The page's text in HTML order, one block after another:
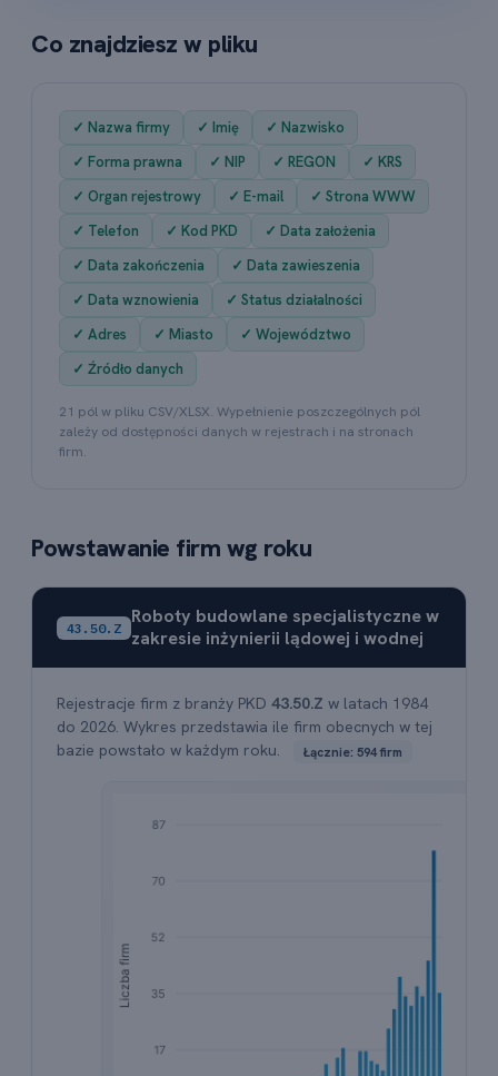
Co znajdziesz w pliku
✓ Nazwa firmy ✓ Imię
✓ Nazwisko
✓ Forma prawna
✓ NIP ✓ REGON
✓ KRS
✓ Organ rejestrowy
✓ E-mail
✓ Strona WWW
✓ Telefon
✓ Kod PKD
✓ Data założenia
✓ Data zakończenia
✓ Data zawieszenia
✓ Data wznowienia
✓ Status działalności
✓ Adres
✓ Miasto
✓ Województwo
✓ Źródło danych
21 pól w pliku CSV/XLSX. Wypełnienie poszczególnych pól
zależy od dostępności danych w rejestrach i na stronach
firm.
Powstawanie firm wg roku
43.50.Z
Roboty budowlane specjalistyczne w
zakresie inżynierii lądowej i wodnej
Rejestracje firm z branży PKD 43.50.Z w latach 1984
do 2026. Wykres przedstawia ile firm obecnych w tej
bazie powstało w każdym roku.
Łącznie: 594 firm